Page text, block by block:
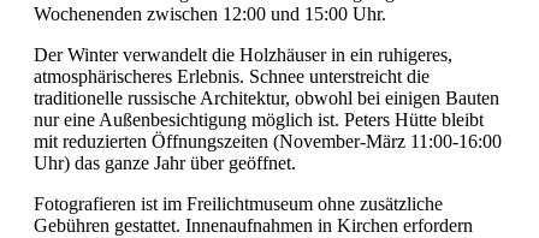
Wochenenden zwischen 12:00 und 15:00 Uhr.
Der Winter verwandelt die Holzhäuser in ein ruhigeres,
atmosphärischeres Erlebnis. Schnee unterstreicht die
traditionelle russische Architektur, obwohl bei einigen Bauten
nur eine Außenbesichtigung möglich ist. Peters Hütte bleibt
mit reduzierten Öffnungszeiten (November-März 11:00-16:00
Uhr) das ganze Jahr über geöffnet.
Fotografieren ist im Freilichtmuseum ohne zusätzliche
Gebühren gestattet. Innenaufnahmen in Kirchen erfordern